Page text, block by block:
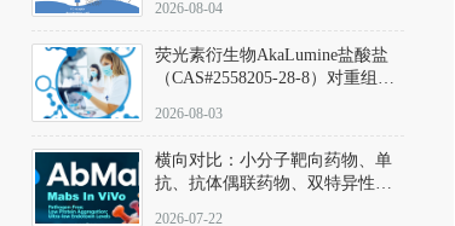
拟帕金森病的核心病理与行为表
2026-08-04
荧光素衍生物AkaLumine盐酸盐
（CAS#2558205-28-8）对重组萤
数（Km）为2.06 μM；其近红外
发光特性赋予优异的组织穿透能
力，大幅增强成像信噪比，从而
实现活体动物模型中极低给药剂
量下的高灵敏度、非侵入式生物
2026-08-03
横向对比：小分子靶向药物、单
抗、抗体偶联药物、双特异性抗
2026-07-22